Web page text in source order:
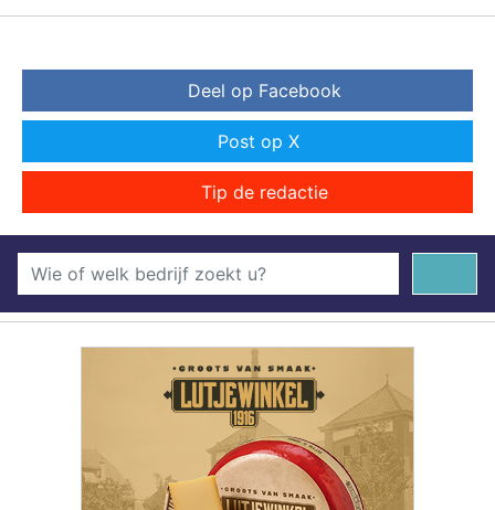
Deel op Facebook
Post op X
Tip de redactie